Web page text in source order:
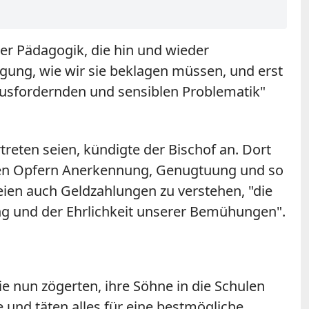
Pädagogik, die hin und wieder
wie wir sie beklagen müssen, und erst
und sensiblen Problematik"
seien, kündigte der Bischof an. Dort
Opfern Anerkennung, Genugtuung und so
auch Geldzahlungen zu verstehen, "die
und der Ehrlichkeit unserer Bemühungen".
nun zögerten, ihre Söhne in die Schulen